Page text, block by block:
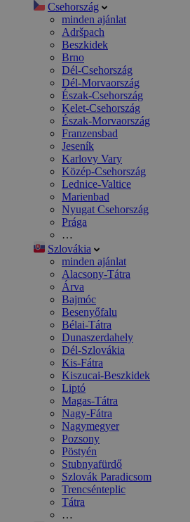
Csehország
minden ajánlat
Adršpach
Beszkidek
Brno
Dél-Csehország
Dél-Morvaország
Észak-Csehország
Kelet-Csehország
Észak-Morvaország
Franzensbad
Jeseník
Karlovy Vary
Közép-Csehország
Lednice-Valtice
Marienbad
Nyugat Csehország
Prága
…
Szlovákia
minden ajánlat
Alacsony-Tátra
Árva
Bajmóc
Besenyőfalu
Bélai-Tátra
Dunaszerdahely
Dél-Szlovákia
Kis-Fátra
Kiszucai-Beszkidek
Liptó
Magas-Tátra
Nagy-Fátra
Nagymegyer
Pozsony
Pöstyén
Stubnyafürdő
Szlovák Paradicsom
Trencsénteplic
Tátra
…